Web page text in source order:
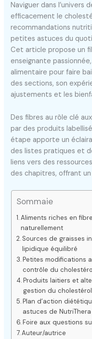
Naviguer dans l’univers
efficacement le
recommandations
petites astuces du
Cet article propose un
enseignante
alimentaire pour faire
des sections, son
ajustements et les
Des fibres au rôle clé
par des produits
étape apporte un
des listes pratiques et
liens vers des
des chapitres, offrant
Sommaie
Aliments riches en
naturellement
Sources de graisses
lipidique équilibré
Petites modifications
contrôle du
Produits laitiers et
gestion du cholestérol
Plan d’action
astuces de NutriThera
Foire aux questions
Auteur/autrice